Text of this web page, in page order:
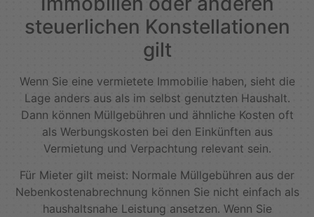
steuerlichen Konstellationen
gilt
Wenn Sie eine vermietete Immobilie haben, sieht die
Lage anders aus als im selbst genutzten Haushalt.
Dann können Müllgebühren und ähnliche Kosten oft
als Werbungskosten bei den Einkünften aus
Vermietung und Verpachtung relevant sein.
Für Mieter gilt meist: Normale Müllgebühren aus der
Nebenkostenabrechnung können Sie nicht einfach als
haushaltsnahe Leistung ansetzen. Wenn Sie